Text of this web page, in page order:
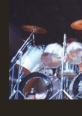
CO HRAJEM |
NĚCO Z PRAVĚKU
DISKOGRAFIE